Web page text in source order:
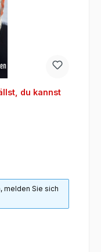
du kannst
melden Sie sich